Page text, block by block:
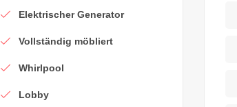
Elektrischer Generator
Vollständig möbliert
Whirlpool
Lobby